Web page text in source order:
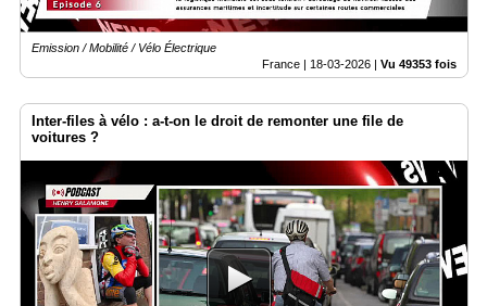
Emission / Mobilité / Vélo Électrique
France | 18-03-2026 | Vu 49353 fois
Inter-files à vélo : a-t-on le droit de remonter une file de
voitures ?